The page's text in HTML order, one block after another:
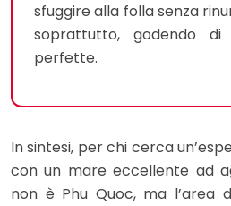
sfuggire alla folla senza
soprattutto, godendo di
perfette.
In sintesi, per chi cerca
con un mare eccellente ad
non è Phu Quoc, ma l’area